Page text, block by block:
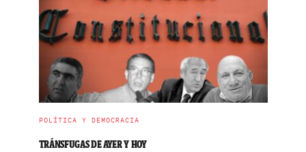
POLÍTICA Y DEMOCRACIA
TRÁNSFUGAS DE AYER Y HOY